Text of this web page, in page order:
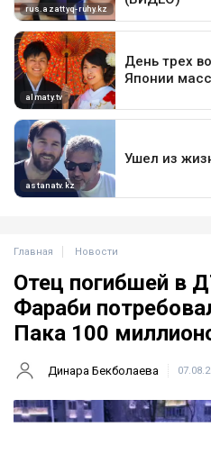
Главная Новости
Отец погибшей в
Фараби
Пака 100
Динара Бекболаева